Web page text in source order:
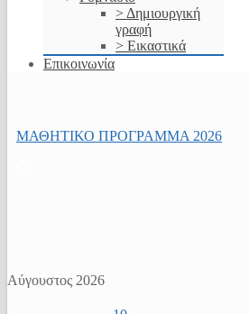
> Δημιουργική
γραφή
> Εικαστικά
Επικοινωνία
ΜΑΘΗΤΙΚΟ ΠΡΟΓΡΑΜΜΑ 2026
Αύγουστος 2026